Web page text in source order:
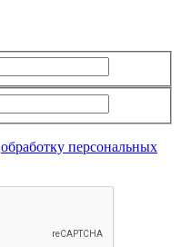
обработку персональных